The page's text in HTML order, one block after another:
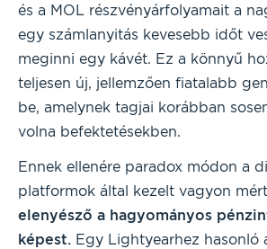
és a MOL részvényárfolyamait a
egy számlanyitás kevesebb időt
meginni egy kávét. Ez a könnyű
teljesen új, jellemzően fiatalabb
be, amelynek tagjai korábban
volna befektetésekben.
Ennek ellenére paradox módon a
platformok által kezelt vagyon
elenyésző a hagyományos
képest. Egy Lightyearhez hasonló